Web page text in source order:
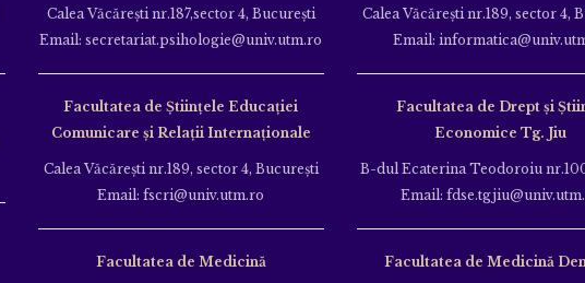
Calea Văcăreşti nr.187,sector 4, Bucureşti
Email: secretariat.psihologie@univ.utm.ro
Facultatea de Ştiinţele Educației
Comunicare și Relații Internaționale
Calea Văcăreşti nr.189, sector 4, Bucureşti
Email: fscri@univ.utm.ro
Facultatea de Medicină
Calea Văcăreşti nr.189, sector 4,
Email:
Facultatea de Drept și
Economice Tg. Jiu
B-dul Ecaterina Teodoroiu
Email:
Facultatea de Medicină